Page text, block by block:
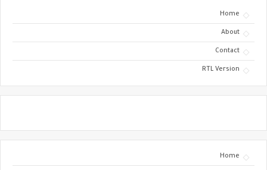
Home
About
Contact
RTL Version
Home